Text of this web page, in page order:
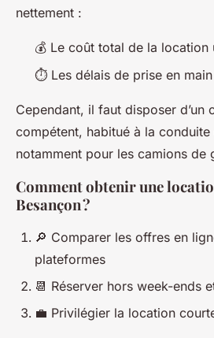
nettement :
💰 Le coût total de la location
⏱️ Les délais de prise en
Cependant, il faut disposer d’un
compétent, habitué à la conduite
notamment pour les camions de
Comment obtenir une
Besançon ?
🔎 Comparer les offres en
plateformes
📆 Réserver hors week-ends
💼 Privilégier la location